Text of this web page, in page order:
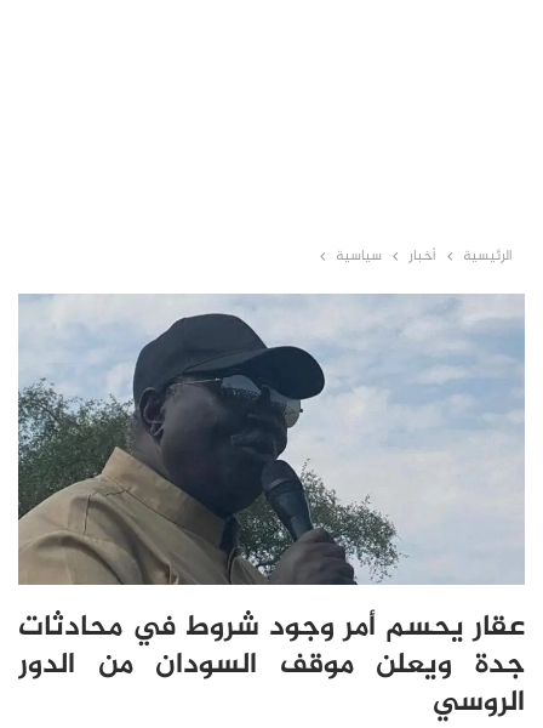
الرئيسية أخبار سياسية
عقار يحسم أمر وجود شروط في محادثات
جدة ويعلن موقف السودان من الدور
الروسي